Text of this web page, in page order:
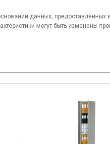
данных, предоставленных
могут быть изменены